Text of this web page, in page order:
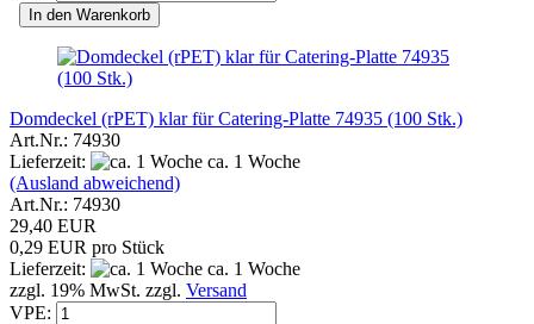
In den Warenkorb
Domdeckel (rPET) klar für Catering-Platte 74935 (100 Stk.)
Art.Nr.: 74930
Lieferzeit:
ca. 1 Woche
(Ausland abweichend)
Art.Nr.: 74930
29,40 EUR
0,29 EUR pro Stück
Lieferzeit:
ca. 1 Woche
zzgl. 19% MwSt. zzgl. Versand
VPE: